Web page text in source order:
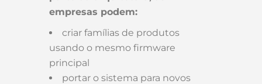
empresas podem:
criar famílias de produtos
usando o mesmo firmware
principal
portar o sistema para novos